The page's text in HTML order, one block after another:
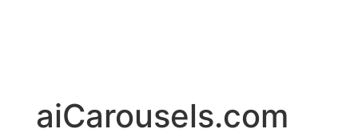
aiCarousels.com